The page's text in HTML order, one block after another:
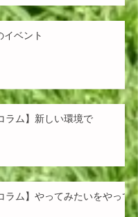
イベント
ラム】新しい環境で
ラム】やってみたいをやって